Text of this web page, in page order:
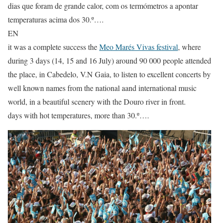
dias que foram de grande calor, com os termómetros a apontar
temperaturas acima dos 30.º….
EN
it was a complete success theMeo Marés Vivas festival, where
during 3 days (14, 15 and 16 July) around 90 000 people attended
the place, in Cabedelo, V.N Gaia, to listen to excellent concerts by
well known names from the national aand international music
world, in a beautiful scenery with the Douro river in front.
days with hot temperatures, more than 30.º….